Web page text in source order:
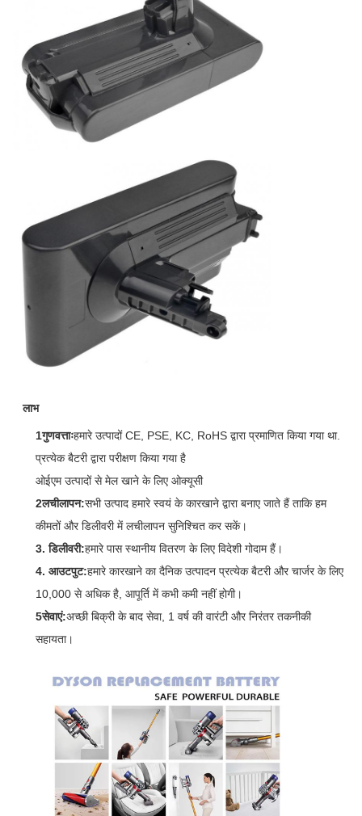
लाभ
1गुणवत्ताःहमारे उत्पादों CE, PSE, KC, RoHS द्वारा प्रमाणित किया गया था.
प्रत्येक बैटरी द्वारा परीक्षण किया गया है
ओईएम उत्पादों से मेल खाने के लिए ओक्यूसी
2लचीलापन:सभी उत्पाद हमारे स्वयं के कारखाने द्वारा बनाए जाते हैं ताकि हम
कीमतों और डिलीवरी में लचीलापन सुनिश्चित कर सकें।
3. डिलीवरी:हमारे पास स्थानीय वितरण के लिए विदेशी गोदाम हैं।
4. आउटपुट:हमारे कारखाने का दैनिक उत्पादन प्रत्येक बैटरी और चार्जर के लिए
10,000 से अधिक है, आपूर्ति में कभी कमी नहीं होगी।
5सेवाएं:अच्छी बिक्री के बाद सेवा, 1 वर्ष की वारंटी और निरंतर तकनीकी
सहायता।